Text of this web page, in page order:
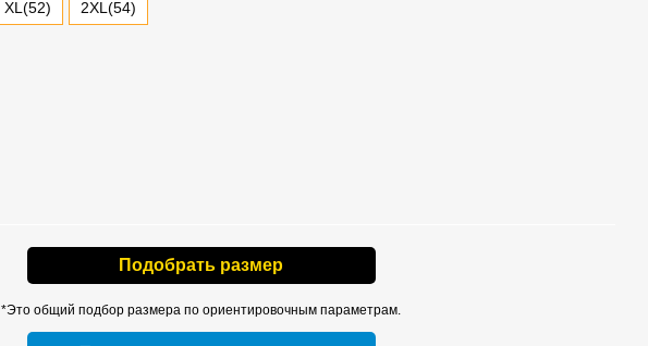
XL(52) 2XL(54)
Подобрать размер
*Это общий подбор размера по ориентировочным параметрам.